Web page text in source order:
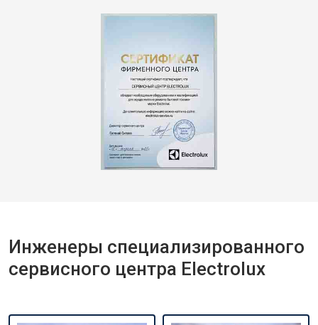
Инженеры специализированного
сервисного центра Electrolux